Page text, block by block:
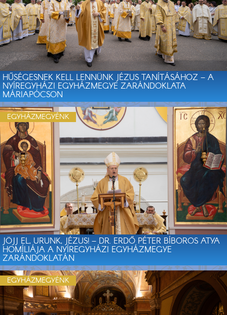
HŰSÉGESNEK KELL LENNÜNK JÉZUS TANÍTÁSÁHOZ – A
NYÍREGYHÁZI EGYHÁZMEGYE ZARÁNDOKLATA
MÁRIAPÓCSON
JÖJJ EL, URUNK, JÉZUS! – DR. ERDŐ PÉTER BÍBOROS ATYA
HOMÍLIÁJA A NYÍREGYHÁZI EGYHÁZMEGYE
ZARÁNDOKLATÁN
EGYHÁZMEGYÉNK
EGYHÁZMEGYÉNK